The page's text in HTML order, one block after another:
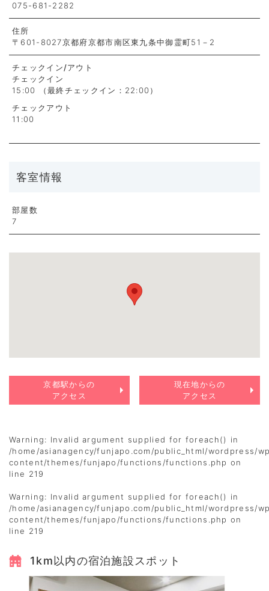
075-681-2282
住所
〒601-8027京都府京都市南区東九条中御霊町51－2
チェックイン/アウト
チェックイン
15:00 （最終チェックイン：22:00）
チェックアウト
11:00
客室情報
部屋数
7
京都駅からの
アクセス
現在地からの
アクセス
Warning: Invalid argument supplied for foreach() in
/home/asianagency/funjapo.com/public_html/wordpress/
content/themes/funjapo/functions/functions.php on
line 219
Warning: Invalid argument supplied for foreach() in
/home/asianagency/funjapo.com/public_html/wordpress/
content/themes/funjapo/functions/functions.php on
line 219
1km以内の宿泊施設スポット